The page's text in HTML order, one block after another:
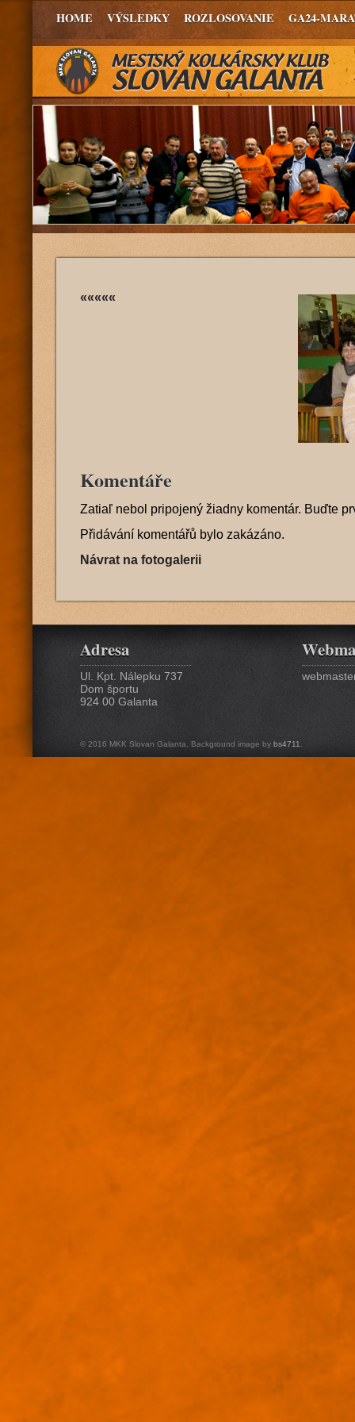
HOME VÝSLEDKY ROZLOSOVANIE GA24-
«««««
Komentáře
Zatiaľ nebol pripojený žiadny komentár. Buďte
Přidávání komentářů bylo zakázáno.
Návrat na fotogalerii
Adresa
Ul. Kpt. Nálepku 737
Dom športu
924 00 Galanta
© 2016 MKK Slovan Galanta. Background image by bs4711